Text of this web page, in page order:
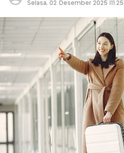
Selasa, 02 Desember 2025 |11:25